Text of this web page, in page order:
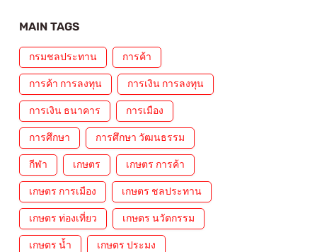
MAIN TAGS
กรมชลประทาน การค้า
การค้า การลงทุน การเงิน การลงทุน
การเงิน ธนาคาร การเมือง
การศึกษา การศึกษา วัฒนธรรม
กีฬา เกษตร เกษตร การค้า
เกษตร การเมือง เกษตร ชลประทาน
เกษตร ท่องเที่ยว เกษตร นวัตกรรม
เกษตร น้ำ เกษตร ประมง